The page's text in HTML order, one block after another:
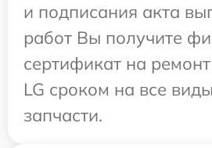
и подписания акта
работ Вы получите
сертификат на
LG сроком на все
запчасти.